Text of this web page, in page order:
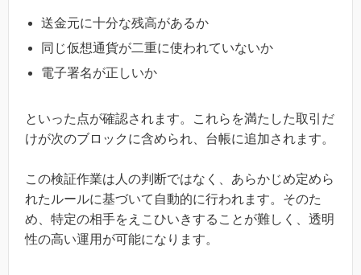
送金元に十分な残高があるか
同じ仮想通貨が二重に使われていないか
電子署名が正しいか
といった点が確認されます。これらを満たした取引だ
けが次のブロックに含められ、台帳に追加されます。
この検証作業は人の判断ではなく、あらかじめ定めら
れたルールに基づいて自動的に行われます。そのた
め、特定の相手をえこひいきすることが難しく、透明
性の高い運用が可能になります。